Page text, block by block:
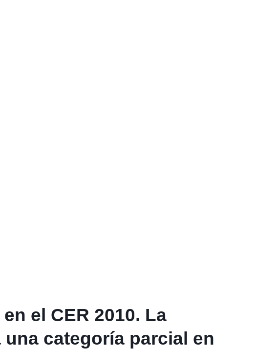
el CER 2010. La
categoría parcial en